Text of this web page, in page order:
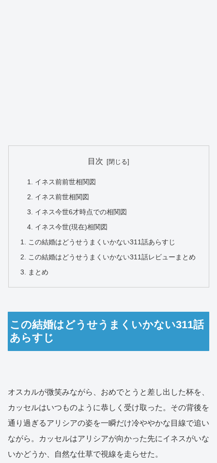
目次
イネス前前世相関図
イネス前世相関図
イネス今世6才時点での相関図
イネス今世(現在)相関図
この結婚はどうせうまくいかない311話あらすじ
この結婚はどうせうまくいかない311話レビューまとめ
まとめ
この結婚はどうせうまくいかない311話
あらすじ
オスカルが微笑みながら、おめでとうと差し出した杯を、
カッセルはいつものように恭しく受け取った。その背後を
通り過ぎるアリシアの姿を一瞬だけ冷ややかな目線で追い
ながら。カッセルはアリシアが向かった先にイネスがいな
いかどうか、自然な仕草で視線を走らせた。